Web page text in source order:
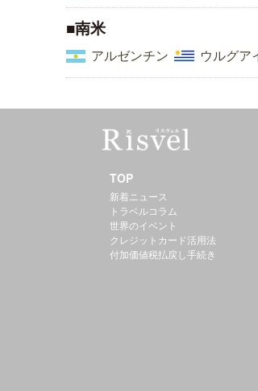
■南米
アルゼンチン ウルグア
TOP
新着ニュース
トラベルコラム
世界のイベント
クレジットカード活用法
付加価値税払戻し手続き